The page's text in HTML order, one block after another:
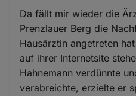
Da fällt mir wieder die
Prenzlauer Berg die
Hausärztin angetreten
auf ihrer Internetsite
Hahnemann verdünnte
verabreichte, erzielte er